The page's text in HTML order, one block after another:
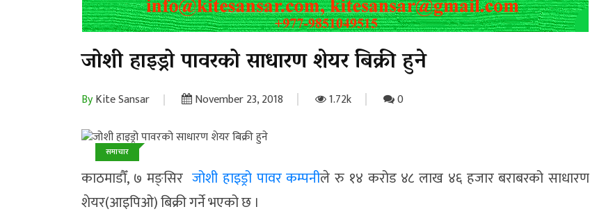
जोशी हाइड्रो पावरको साधारण शेयर बिक्री हुने
ByKite Sansar November 23, 2018 1.72k 0
समाचार
काठमाडौँ, ७ मङ्सिर जोशी हाइड्रो पावर कम्पनीले रु १४ करोड ४८ लाख ४६ हजार बराबरको साधारण
शेयर(आइपिओ) बिक्री गर्ने भएको छ ।